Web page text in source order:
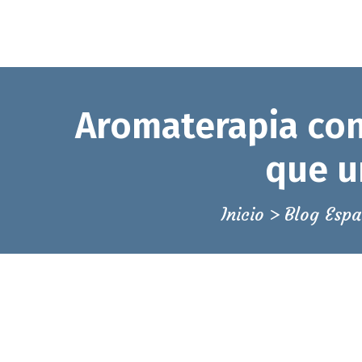
Aromaterapia
que
Inicio Blog